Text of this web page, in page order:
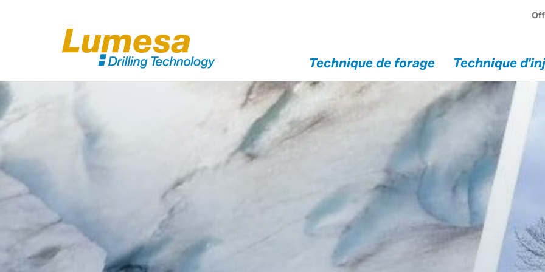
Technique de forage Technique
Technique de
forage
Mounty® Glissières de forage
Glissières de forage
Centrales hydrauliques
Technique
d'injection
Service
Service / Réparations
Pompes à immersion
Appareils en location
Solutions spéciales